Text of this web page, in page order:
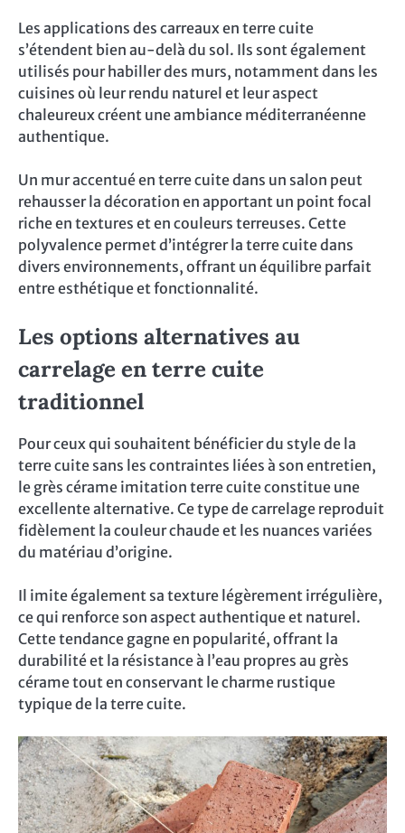
Les applications des carreaux en terre cuite
s’étendent bien au-delà du sol. Ils sont également
utilisés pour habiller des murs, notamment dans les
cuisines où leur rendu naturel et leur aspect
chaleureux créent une ambiance méditerranéenne
authentique.
Un mur accentué en terre cuite dans un salon peut
rehausser la décoration en apportant un point focal
riche en textures et en couleurs terreuses. Cette
polyvalence permet d’intégrer la terre cuite dans
divers environnements, offrant un équilibre parfait
entre esthétique et fonctionnalité.
Les options alternatives au
carrelage en terre cuite
traditionnel
Pour ceux qui souhaitent bénéficier du style de la
terre cuite sans les contraintes liées à son entretien,
le grès cérame imitation terre cuite constitue une
excellente alternative. Ce type de carrelage reproduit
fidèlement la couleur chaude et les nuances variées
du matériau d’origine.
Il imite également sa texture légèrement irrégulière,
ce qui renforce son aspect authentique et naturel.
Cette tendance gagne en popularité, offrant la
durabilité et la résistance à l’eau propres au grès
cérame tout en conservant le charme rustique
typique de la terre cuite.